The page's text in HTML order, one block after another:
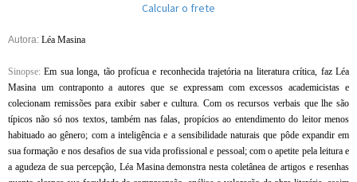
Calcular o frete
Autora: Léa Masina
Sinopse: Em sua longa, tão profícua e reconhecida trajetória na literatura crítica, faz Léa
Masina um contraponto a autores que se expressam com excessos academicistas e
colecionam remissões para exibir saber e cultura. Com os recursos verbais que lhe são
típicos não só nos textos, também nas falas, propícios ao entendimento do leitor menos
habituado ao gênero; com a inteligência e a sensibilidade naturais que pôde expandir em
sua formação e nos desafios de sua vida profissional e pessoal; com o apetite pela leitura e
a agudeza de sua percepção, Léa Masina demonstra nesta coletânea de artigos e resenhas